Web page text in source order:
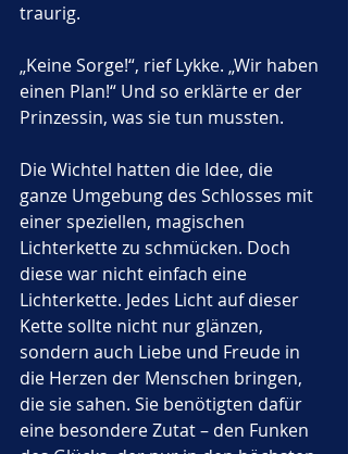
traurig.
„Keine Sorge!“, rief Lykke. „Wir haben
einen Plan!“ Und so erklärte er der
Prinzessin, was sie tun mussten.
Die Wichtel hatten die Idee, die
ganze Umgebung des Schlosses mit
einer speziellen, magischen
Lichterkette zu schmücken. Doch
diese war nicht einfach eine
Lichterkette. Jedes Licht auf dieser
Kette sollte nicht nur glänzen,
sondern auch Liebe und Freude in
die Herzen der Menschen bringen,
die sie sahen. Sie benötigten dafür
eine besondere Zutat – den Funken